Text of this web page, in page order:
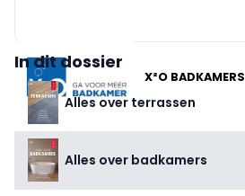
X²O BADKAMERS
In dit dossier
Alles over terrassen
Alles over badkamers